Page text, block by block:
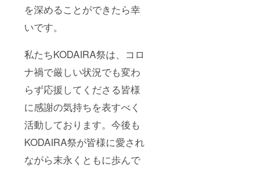
を深めることができたら幸
いです。
私たちKODAIRA祭は、コロ
ナ禍で厳しい状況でも変わ
らず応援してくださる皆様
に感謝の気持ちを表すべく
活動しております。今後も
KODAIRA祭が皆様に愛され
ながら末永くともに歩んで